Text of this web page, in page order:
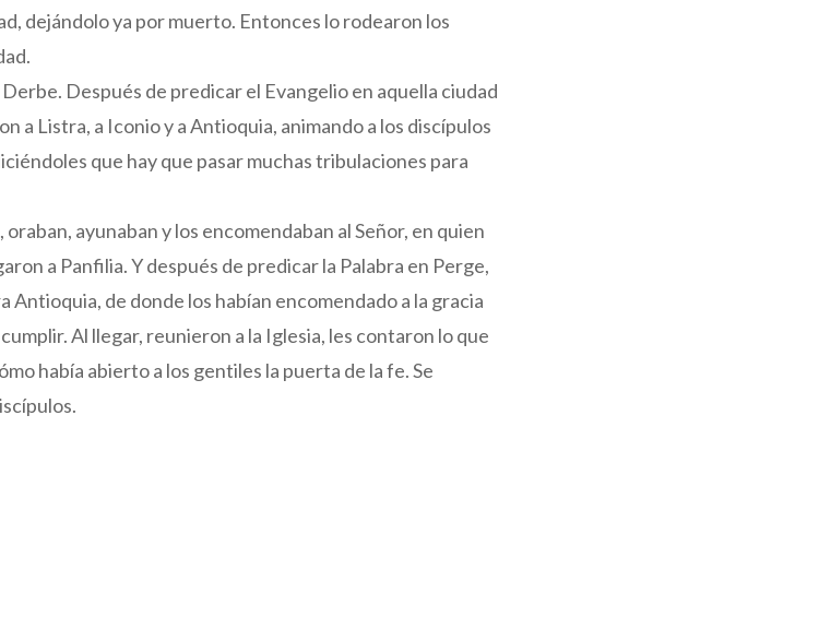
dejándolo ya por muerto. Entonces lo rodearon los
Después de predicar el Evangelio en aquella ciudad
a Listra, a Iconio y a Antioquia, animando a los discípulos
que hay que pasar muchas tribulaciones para
ayunaban y los encomendaban al Señor, en quien
a Panfilia. Y después de predicar la Palabra en Perge,
Antioquia, de donde los habían encomendado a la gracia
Al llegar, reunieron a la Iglesia, les contaron lo que
había abierto a los gentiles la puerta de la fe. Se